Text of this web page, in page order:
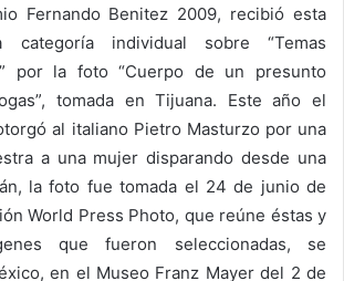
Fernando Benitez 2009, recibió esta
individual sobre “Temas
por la foto “Cuerpo de un presunto
tomada en Tijuana. Este año el
al italiano Pietro Masturzo por una
a una mujer disparando desde una
la foto fue tomada el 24 de junio de
World Press Photo, que reúne éstas y
que fueron seleccionadas, se
en el Museo Franz Mayer del 2 de